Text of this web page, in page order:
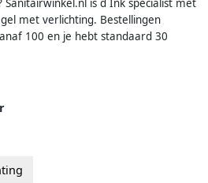
is d Ink specialist met
met verlichting. Bestellingen
100 en je hebt standaard 30